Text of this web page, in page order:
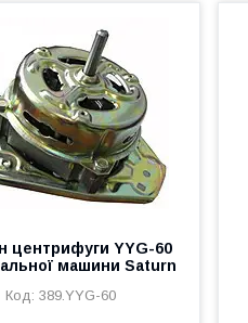
центрифуги YYG-60
машини Saturn
389.YYG-60